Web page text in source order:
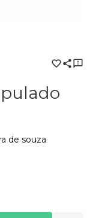
de souza